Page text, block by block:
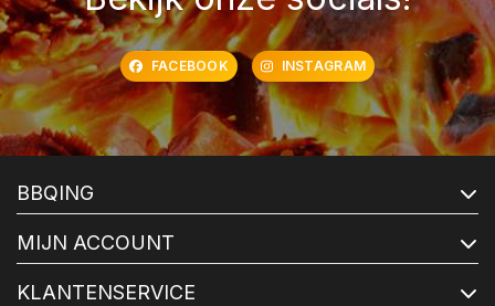
FACEBOOK INSTAGRAM
BBQING
MIJN ACCOUNT
KLANTENSERVICE